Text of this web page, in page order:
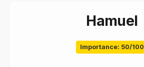
Hamuel
Importance: 50/100